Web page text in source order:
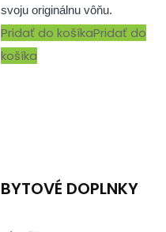
svoju originálnu vôňu.
Pridať do košíkaPridať do
košíka
BYTOVÉ DOPLNKY